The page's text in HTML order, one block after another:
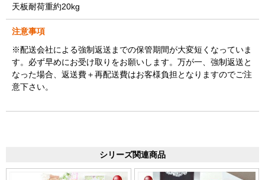
天板耐荷重約20kg
注意事項
※配送会社による強制返送までの保管期間が大変短くなっていま
す。必ず早めにお受け取りをお願いします。万が一、強制返送と
なった場合、返送費＋再配送費はお客様負担となりますのでご注
意下さい。
シリーズ関連商品